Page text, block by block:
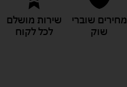
מחירים שוברי
שוק
שירות מושלם
לכל לקוח